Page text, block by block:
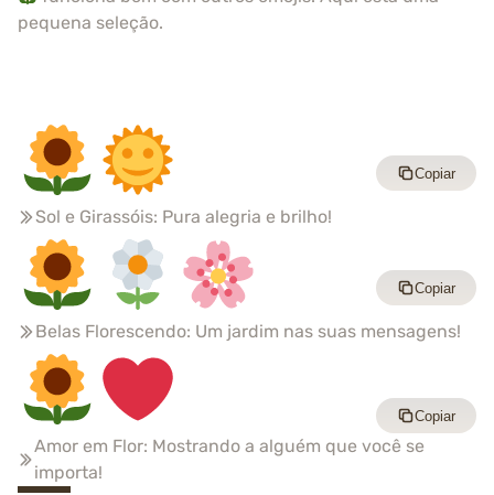
pequena seleção.
Sol e Girassóis: Pura alegria e brilho!
Copiar
Belas Florescendo: Um jardim nas suas mensagens!
Copiar
Amor em Flor: Mostrando a alguém que você se
importa!
Copiar